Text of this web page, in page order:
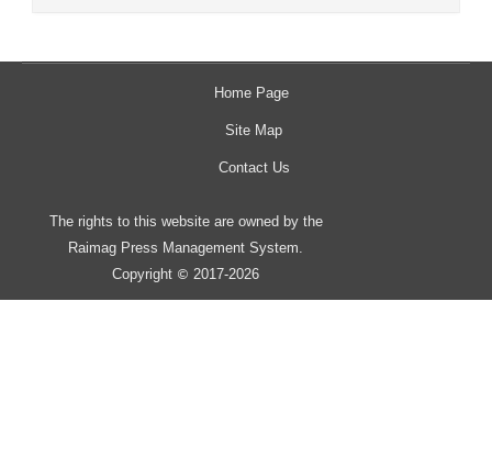
Home Page
Site Map
Contact Us
The rights to this website are owned by the
Raimag Press Management System.
Copyright © 2017-2026